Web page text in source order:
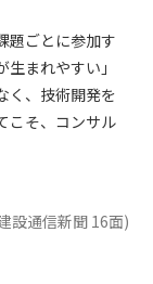
題ごとに参加す
まれやすい」
く、技術開発を
こそ、コンサル
設通信新聞 16面)